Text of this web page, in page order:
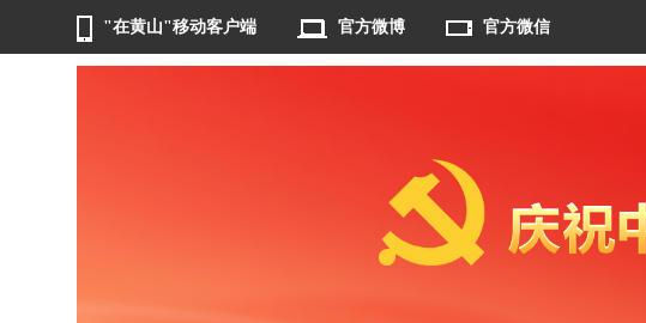
"在黄山"移动客户端 官方微博 官方微信